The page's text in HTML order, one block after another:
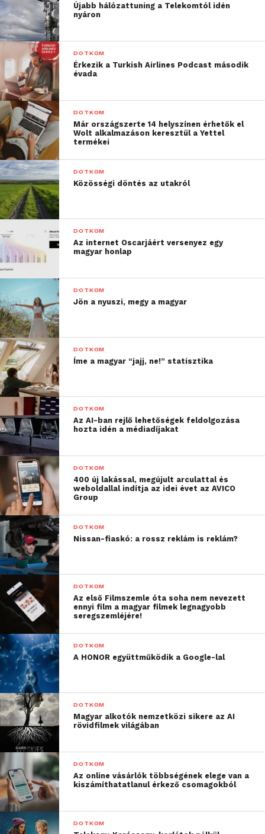
Újabb hálózattuning a Telekomtól idén
nyáron
DOTKOM
Érkezik a Turkish Airlines Podcast második
évada
DOTKOM
Már országszerte 14 helyszínen érhetők el
Wolt alkalmazáson keresztül a Yettel
termékei
DOTKOM
Közösségi döntés az utakról
DOTKOM
Az internet Oscarjáért versenyez egy
magyar honlap
DOTKOM
Jön a nyuszi, megy a magyar
DOTKOM
Íme a magyar “jajj, ne!” statisztika
DOTKOM
Az AI-ban rejlő lehetőségek feldolgozása
hozta idén a médiadíjakat
DOTKOM
400 új lakással, megújult arculattal és
weboldallal indítja az idei évet az AVICO
Group
DOTKOM
Nissan-fiaskó: a rossz reklám is reklám?
DOTKOM
Az első Filmszemle óta soha nem nevezett
ennyi film a magyar filmek legnagyobb
seregszemléjére!
DOTKOM
A HONOR együttműködik a Google-lal
DOTKOM
Magyar alkotók nemzetközi sikere az AI
rövidfilmek világában
DOTKOM
Az online vásárlók többségének elege van a
kiszámíthatatlanul érkező csomagokból
DOTKOM